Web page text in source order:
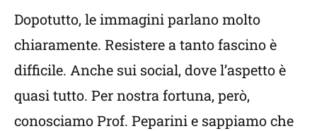
Dopotutto, le immagini parlano molto
chiaramente. Resistere a tanto fascino è
difficile. Anche sui social, dove l’aspetto è
quasi tutto. Per nostra fortuna, però,
conosciamo Prof. Peparini e sappiamo che